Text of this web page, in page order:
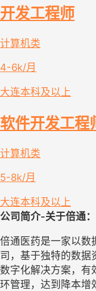
开发工程师
计算机类
4-6k/月
大连本科及以上
软件开发工程
计算机类
5-8k/月
大连本科及以上
公司简介-关于倍通：
倍通医药是一家以数
司，基于独特的数据
数字化解决方案，有
环管理，达到降本增